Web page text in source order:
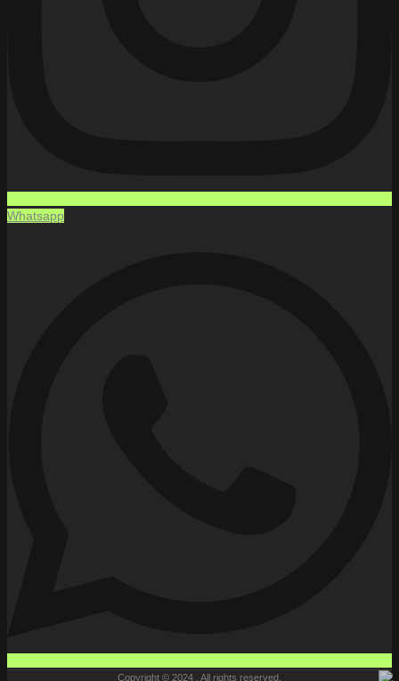
Whatsapp
Copyright © 2024 , All rights reserved.